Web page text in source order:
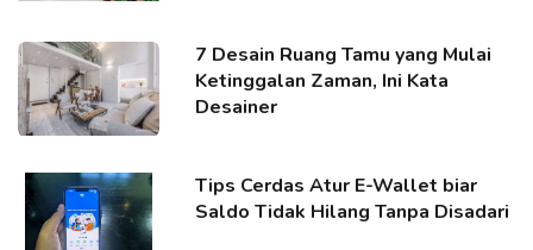
7 Desain Ruang Tamu yang Mulai
Ketinggalan Zaman, Ini Kata
Desainer
Tips Cerdas Atur E-Wallet biar
Saldo Tidak Hilang Tanpa Disadari